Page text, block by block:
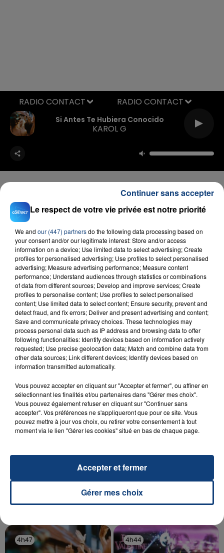
Si Antes Te Hubiera Conocido
KAROL G
RADIO CONTACT
FIL D'ACTU
23 juillet 2026
INCENDIE MORTEL À LENS : UNE FEMME ET
SON BÉBÉ ENTRE LA VIE ET LA...
Un homme s'est immolé par le feu après avoir
aspergé sa compagne et leur bébé de trois mois
UNE ADOLESCENTE DEVANT SE FAIRE
OPÉRER DE LA CHEVILLE RESSORT DE LA...
reconnu sa responsabilité et présenté ses
excuses.
TITRES DIFFUSÉS
4h47
4h47 4h44
4h44
Le respect de votre vie privée est notre priorité
We and our (447) partnersdo the following data processing based on
your consent and/or our legitimate interest: Store and/or access
information on a device; Use limited data to select advertising; Create
profiles for personalised advertising; Use profiles to select personalised
advertising; Measure advertising performance; Measure content
performance; Understand audiences through statistics or combinations
of data from different sources; Develop and improve services; Create
profiles to personalise content; Use profiles to select personalised
content; Use limited data to select content; Ensure security, prevent and
detect fraud, and fix errors; Deliver and present advertising and content;
Save and communicate privacy choices. These technologies may
process personal data such as IP address and browsing data to offer
following functionalities: Identify devices based on information actively
requested; Use precise geolocation data; Match and combine data from
other data sources; Link different devices; Identify devices based on
information transmitted automatically.
Vous pouvez accepter en cliquant sur "Accepter et fermer", ou affiner en
sélectionnant les finalités et/ou partenaires dans "Gérer mes choix".
Vous pouvez également refuser en cliquant sur "Continuer sans
accepter". Vos préférences ne s'appliqueront que pour ce site. Vous
pouvez mettre à jour vos choix, ou retirer votre consentement à tout
moment via le lien "Gérer les cookies" situé en bas de chaque page.
Gérer mes choix
Accepter et fermer
Continuer sans accepter